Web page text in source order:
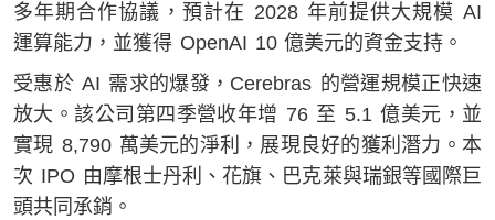
多年期合作協議，預計在 2028 年前提供大規模 AI
運算能力，並獲得 OpenAI 10 億美元的資金支持。
受惠於 AI 需求的爆發，Cerebras 的營運規模正快速
放大。該公司第四季營收年增 76 至 5.1 億美元，並
實現 8,790 萬美元的淨利，展現良好的獲利潛力。本
次 IPO 由摩根士丹利、花旗、巴克萊與瑞銀等國際巨
頭共同承銷。